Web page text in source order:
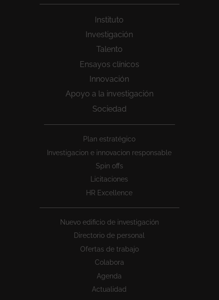
Instituto
Investigación
Talento
Ensayos clínicos
Innovación
Apoyo a la investigación
Sociedad
Plan estratégico
Investigacion e innovacion responsable
Spin offs
Licitaciones
HR Excellence
Nuevo edificio de investigación
Directorio de personal
Ofertas de trabajo
Colabora
Agenda
Actualidad